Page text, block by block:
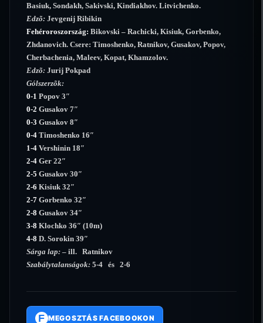
Basiuk, Sondakh, Sakivski, Kindiakhov. Litvichenko.
Edzõ: Jevgenij Ribikin
Fehéroroszország: Bikovski – Rachicki, Kisiuk, Gorbenko,
Zhdanovich. Csere: Timoshenko, Ratnikov, Gusakov, Popov,
Cherbachenia, Maleev, Kopat, Khamzolov.
Edzõ: Jurij Pokpad
Gólszerzõk:
0-1 Popov 3″
0-2 Gusakov 7″
0-3 Gusakov 8″
0-4 Timoshenko 16″
1-4 Vershinin 18″
2-4 Ger 22″
2-5 Gusakov 30″
2-6 Kisiuk 32″
2-7 Gorbenko 32″
2-8 Gusakov 34″
3-8 Klochko 36″ (10m)
4-8 D. Sorokin 39″
Sárga lap: – ill. Ratnikov
Szabálytalanságok: 5-4 és 2-6
F MEGOSZTÁS FACEBOOKON